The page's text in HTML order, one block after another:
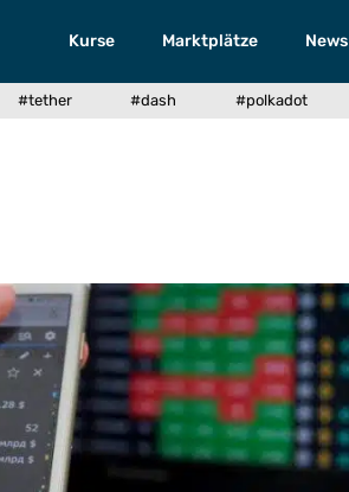
Kurse Marktplätze News
#tether #dash #polkadot